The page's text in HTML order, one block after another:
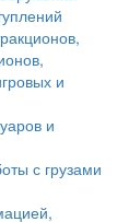
и
и
с грузами